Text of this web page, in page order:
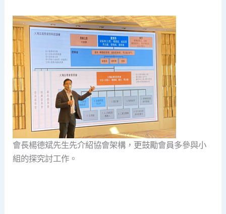
會長楊德斌先生先介紹協會架構，更鼓勵會員多參與小
組的探究討工作。